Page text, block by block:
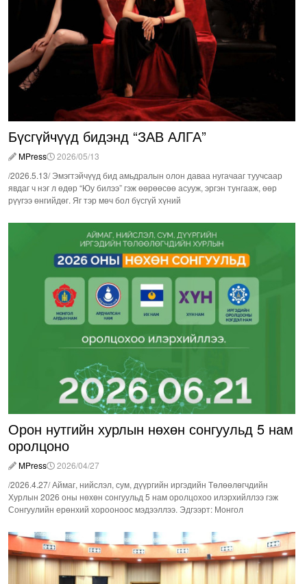
Бүсгүйчүүд бидэнд “ЗАВ АЛГА”
MPress
2026/05/13
/2026.5.13/ Эмэгтэйчүүд бид амьдралын олон даваа нугачааг туучсаар
явдаг ч нэг л өдөр “Юу билээ” гэж өөрөөсөө асууж, эргэн тунгааж, өөр
рүүгээ өнгийдөг. Яг тэр мөч бол бүсгүй хүний
Орон нутгийн хурлын нөхөн сонгуульд 5 нам
оролцоно
MPress
2026/04/27
/2026.4.27/ Аймаг, нийслэл, сум, дүүргийн иргэдийн Төлөөлөгчдийн
Хурлын 2026 оны нөхөн сонгуульд 5 нам оролцохоо илэрхийллээ гэж
Сонгуулийн ерөнхий хорооноос мэдээллээ. Эдгээрт: Монгол